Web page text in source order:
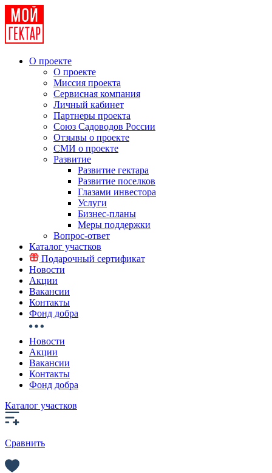
О проекте
О проекте
Миссия проекта
Сервисная компания
Личный кабинет
Партнеры проекта
Союз Садоводов России
Отзывы о проекте
СМИ о проекте
Развитие
Развитие гектара
Развитие поселков
Глазами инвестора
Услуги
Бизнес-планы
Меры поддержки
Вопрос-ответ
Каталог участков
Подарочный сертификат
Новости
Акции
Вакансии
Контакты
Фонд добра
Новости
Акции
Вакансии
Контакты
Фонд добра
Каталог участков
Сравнить